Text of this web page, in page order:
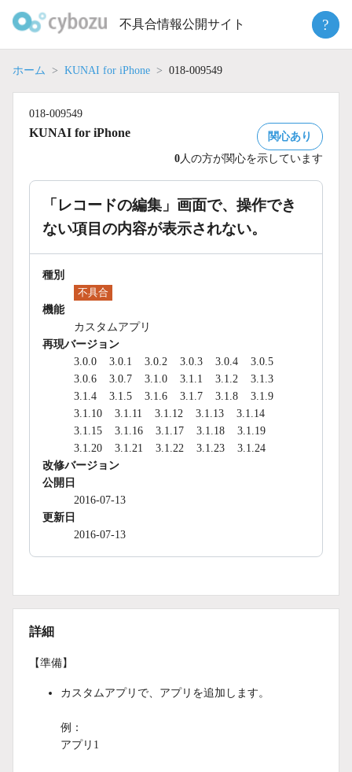
不具合情報公開サイト ?
ホーム KUNAI for iPhone 018-009549
018-009549
KUNAI for iPhone
関心あり
0 人の方が関心を示しています
「レコードの編集」画面で、操作でき
ない項目の内容が表示されない。
種別
不具合
機能
カスタムアプリ
再現バージョン
3.0.0
3.0.1 3.0.2 3.0.3 3.0.4
3.0.5
3.0.6
3.0.7 3.1.0 3.1.1 3.1.2
3.1.3
3.1.4
3.1.5 3.1.6 3.1.7 3.1.8
3.1.9
3.1.10
3.1.11 3.1.12 3.1.13
3.1.14
3.1.15
3.1.16 3.1.17 3.1.18
3.1.19
3.1.20
3.1.21 3.1.22 3.1.23
3.1.24
改修バージョン
公開日
2016-07-13
更新日
2016-07-13
詳細
【準備】
カスタムアプリで、アプリを追加します。
例：
アプリ1